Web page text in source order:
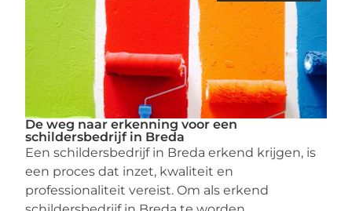
De weg naar erkenning voor een
schildersbedrijf in Breda
Een schildersbedrijf in Breda erkend krijgen, is
een proces dat inzet, kwaliteit en
professionaliteit vereist. Om als erkend